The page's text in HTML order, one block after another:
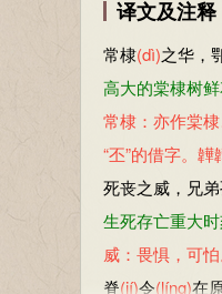
译文及注释
常棣(dì)之华，
高大的棠棣树
常棣：亦作棠
“丕”的借字。韡
死丧之威，兄
生死存亡重大
威：畏惧，可
脊(jí)令(líng)在